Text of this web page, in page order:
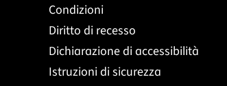
Condizioni
Diritto di recesso
Dichiarazione di accessibilità
Istruzioni di sicurezza